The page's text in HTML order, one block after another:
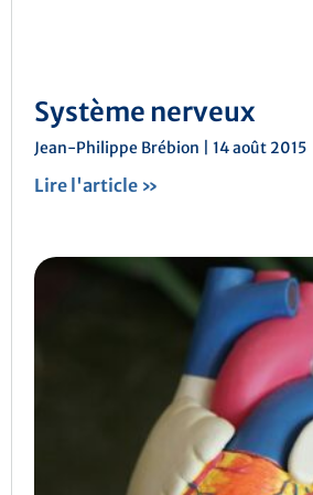
Système nerveux
Jean-Philippe Brébion 14 août 2015
Lire l'article »